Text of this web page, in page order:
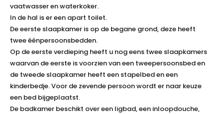
vaatwasser en waterkoker.
In de hal is er een apart toilet.
De eerste slaapkamer is op de begane grond, deze heeft
twee éénpersoonsbedden.
Op de eerste verdieping heeft u nog eens twee slaapkamers
waarvan de eerste is voorzien van een tweepersoonsbed en
de tweede slaapkamer heeft een stapelbed en een
kinderbedje. Voor de zevende persoon wordt er naar keuze
een bed bijgeplaatst.
De badkamer beschikt over een ligbad, een inloopdouche,